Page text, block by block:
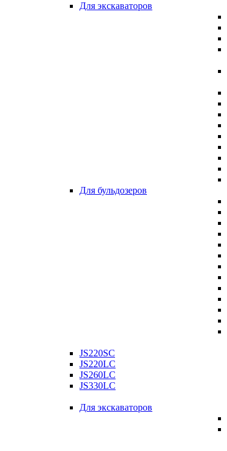
Для экскаваторов
Для бульдозеров
JS220SC
JS220LC
JS260LC
JS330LC
Для экскаваторов